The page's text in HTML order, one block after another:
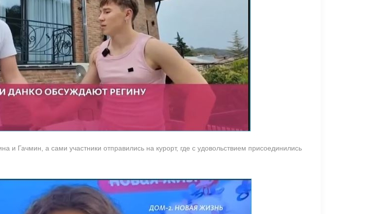
и Гачмин, а сами участники отправились на курорт, где с удовольствием присоединились